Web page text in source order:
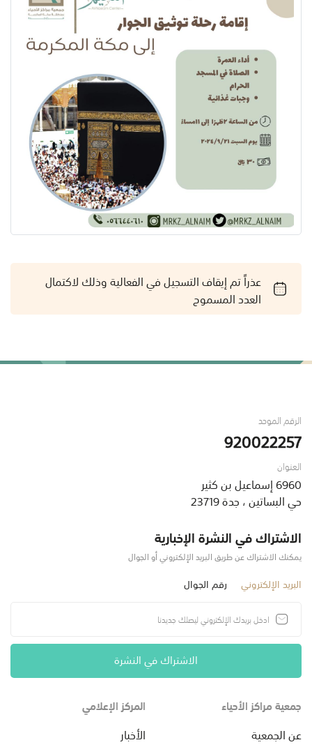
عذراً تم إيقاف التسجيل في الفعالية وذلك لاكتمال
العدد المسموح
الرقم الموحد
920022257
العنوان
6960 إسماعيل بن كثير
حي البساتين ، جدة 23719
الاشتراك في النشرة الإخبارية
يمكنك الاشتراك عن طريق البريد الإلكتروني أو الجوال
البريد الإلكتروني رقم الجوال
الاشتراك في النشرة
جمعية مراكز الأحياء
عن الجمعية
المركز الإعلامي
الأخبار